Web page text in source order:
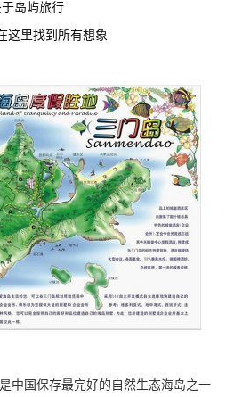
于岛屿旅行
这里找到所有想象
是中国保存最完好的自然生态海岛之一